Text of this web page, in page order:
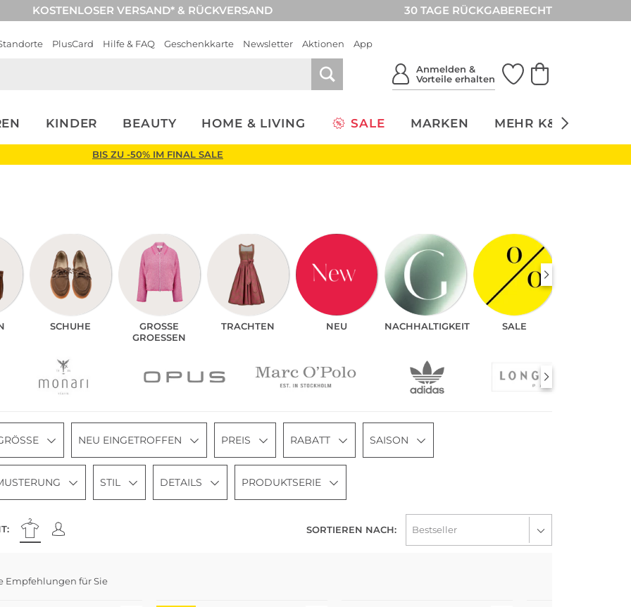
KOSTENLOSER VERSAND* & RÜCKVERSAND 30 TAGE RÜCKGABERECHT
PlusCard Hilfe & FAQ Geschenkkarte Newsletter Aktionen App
Anmelden &
Vorteile erhalten
KINDER BEAUTY HOME & LIVING SALE MARKEN MEHR K&Ö
BIS ZU -50% IM FINAL SALE
SCHUHE
GROSSE G
ROESSEN
TRACHTEN NEU NACHHALTIGKEIT SALE
NEU EINGETROFFEN PREIS RABATT SAISON
STIL DETAILS PRODUKTSERIE
SORTIEREN NACH:
Empfehlungen für Sie